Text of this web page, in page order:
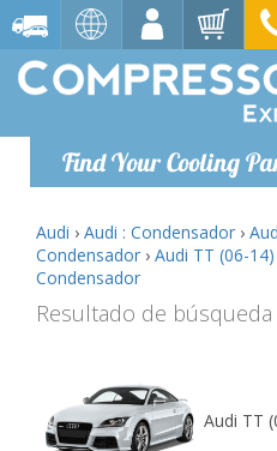
Find Your Cooling
Audi › Audi : Condensador ›
Condensador › Audi TT (06-14)
Condensador
Resultado de búsqueda
Audi TT